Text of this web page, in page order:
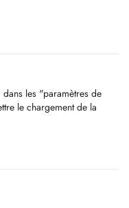
les "paramètres de
le chargement de la